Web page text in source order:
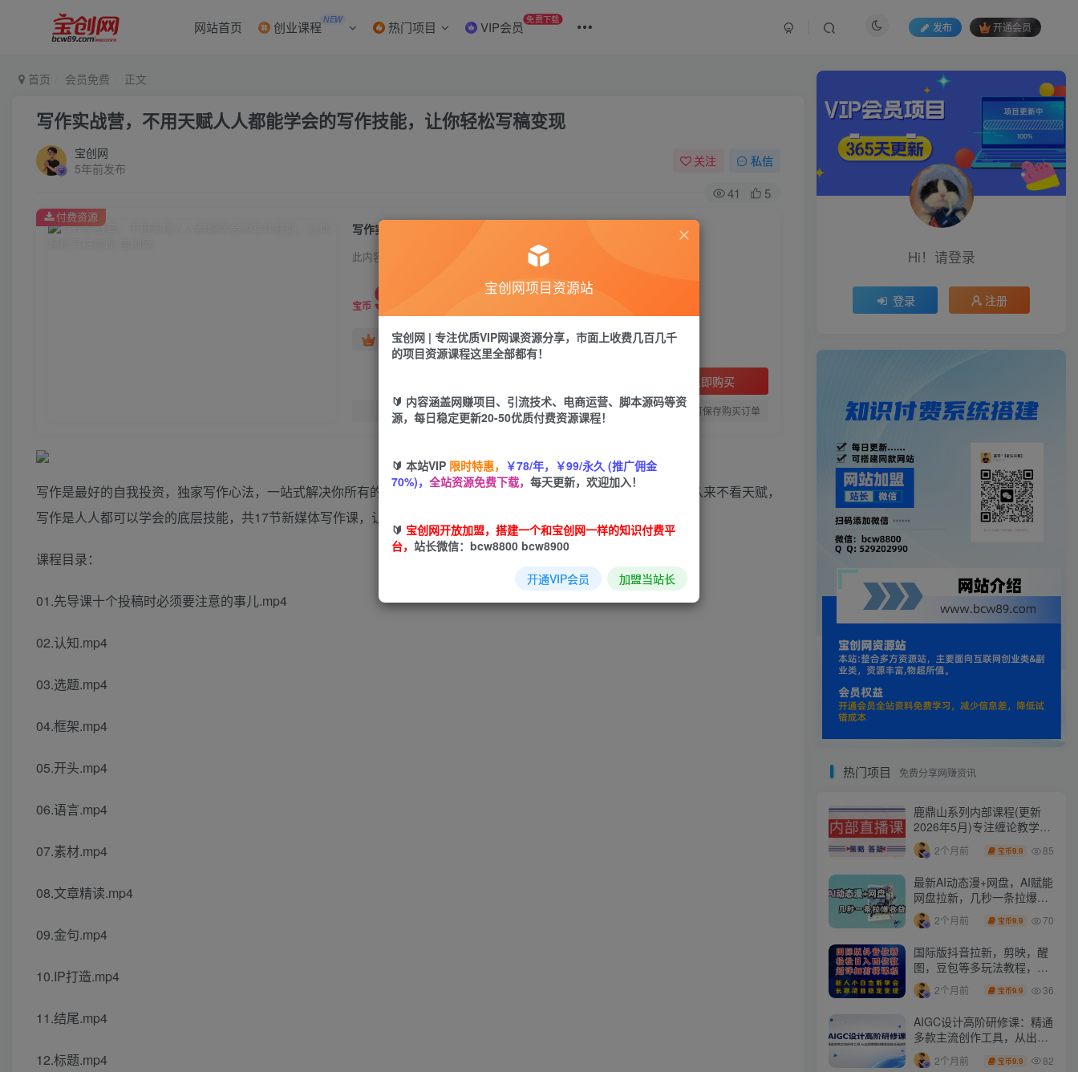
网站首页 创业课程 NEW 热门项目 VIP会员 免费下载
发布 开通会员
首页 会员免费 正文
写作实战营，不用天赋人人都能学会的写作技能，让你轻松写稿变现
宝创网
5年前发布
关注 私信
41 5
写作实战营，不用天赋人人都能学会的写作技能，让你轻松写稿变现
此内容为付费资源，请付费后查看
宝币 9.9
年卡会员免费 永久会员免费
立即购买
您当前未登录！建议登陆后购买，可保存购买订单
付费资源
写作是最好的自我投资，独家写作心法，一站式解决你所有的写作痛点。你所理解的写作方法，可能都是错的，写作从来不看天赋，
写作是人人都可以学会的底层技能，共17节新媒体写作课，让你轻松上手写稿。
课程目录：
01.先导课十个投稿时必须要注意的事儿.mp4
02.认知.mp4
03.选题.mp4
04.框架.mp4
05.开头.mp4
06.语言.mp4
07.素材.mp4
08.文章精读.mp4
09.金句.mp4
10.IP打造.mp4
11.结尾.mp4
12.标题.mp4
Hi！请登录
登录 注册
热门项目 免费分享网赚资讯
鹿鼎山系列内部课程(更新
2026年5月)专注缠论教学，
行情分析、学习答疑、机会
提示、实操讲解
2个月前 宝币9.9 85
最新AI动态漫+网盘，AI赋能
网盘拉新，几秒一条拉爆收
益
2个月前 宝币9.9 70
国际版抖音拉新，剪映，醒
图，豆包等多玩法教程，长
期可做的项目，轻松日入四
位数，深度揭秘玩法，干就
2个月前 宝币9.9 36
AIGC设计高阶研修课：精通
多款主流创作工具，从出图
建模到模型训练全面进阶
2个月前 宝币9.9 82
宝创网项目资源站
宝创网 | 专注优质VIP网课资源分享，市面上收费几百几千
的项目资源课程这里全部都有！
🔰 内容涵盖网赚项目、引流技术、电商运营、脚本源码等资
源，每日稳定更新20-50优质付费资源课程！
🔰 本站VIP 限时特惠， ￥78/年，￥99/永久 (推广佣金
70%)， 全站资源免费下载， 每天更新，欢迎加入！
🔰 宝创网开放加盟，搭建一个和宝创网一样的知识付费平
台， 站长微信：bcw8800 bcw8900
开通VIP会员 加盟当站长